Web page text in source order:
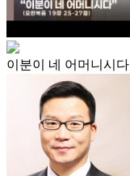
이분이 네 어머니시다